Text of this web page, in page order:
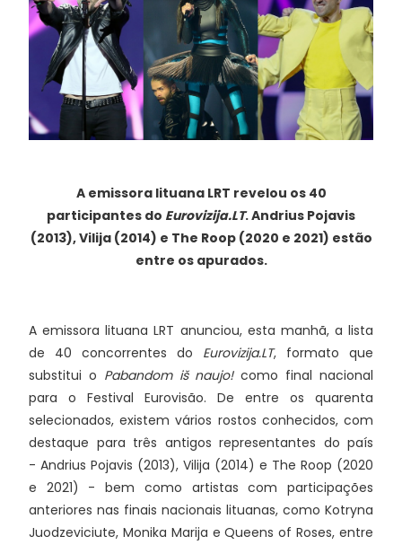
A emissora lituana LRT revelou os 40
participantes do Eurovizija.LT. Andrius Pojavis
(2013), Vilija (2014) e The Roop (2020 e 2021) estão
entre os apurados.
A emissora lituana LRT anunciou, esta manhã, a lista
de 40 concorrentes do Eurovizija.LT, formato que
substitui o Pabandom iš naujo!como final nacional
para o Festival Eurovisão. De entre os quarenta
selecionados, existem vários rostos conhecidos, com
destaque para três antigos representantes do país
- Andrius Pojavis (2013), Vilija (2014) e The Roop (2020
e 2021) - bem como artistas com participações
anteriores nas finais nacionais lituanas, como Kotryna
Juodzeviciute, Monika Marija e Queens of Roses, entre